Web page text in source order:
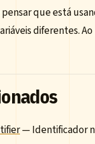
que está
diferentes.
— Identificador